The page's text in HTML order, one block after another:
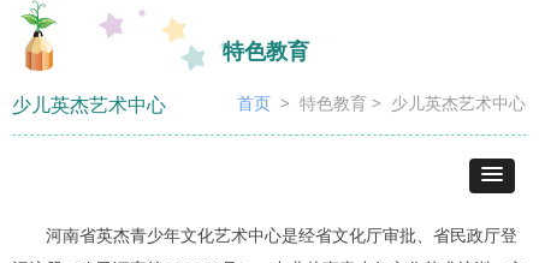
特色教育
少儿英杰艺术中心 首页 > 特色教育 > 少儿英杰艺术中心
河南省英杰青少年文化艺术中心是经省文化厅审批、省民政厅登